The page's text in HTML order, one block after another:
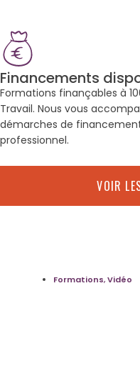
Financements
Formations finançables à
Travail. Nous vous
démarches de
professionnel.
VOIR
Formations,Vidéo